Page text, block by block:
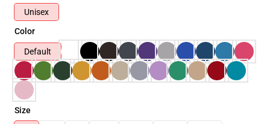
Unisex
Color
Default
Size